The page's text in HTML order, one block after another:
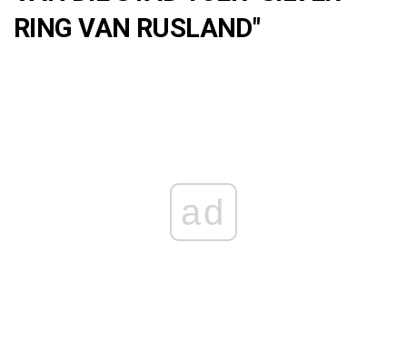
RING VAN RUSLAND"
ad